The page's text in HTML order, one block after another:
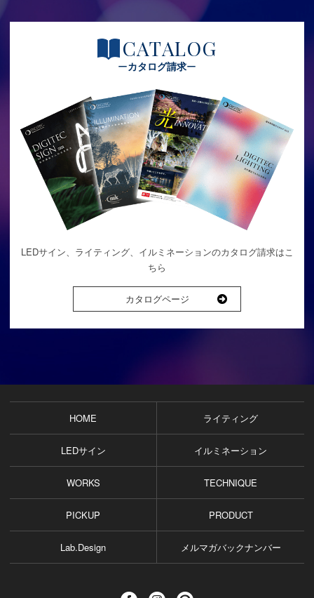
CATALOG
カタログ請求
LEDサイン、ライティング、イルミネーションのカタログ請求はこ
ちら
カタログページ
HOME ライティング
LEDサイン イルミネーション
WORKS TECHNIQUE
PICKUP PRODUCT
Lab.Design メルマガバックナンバー